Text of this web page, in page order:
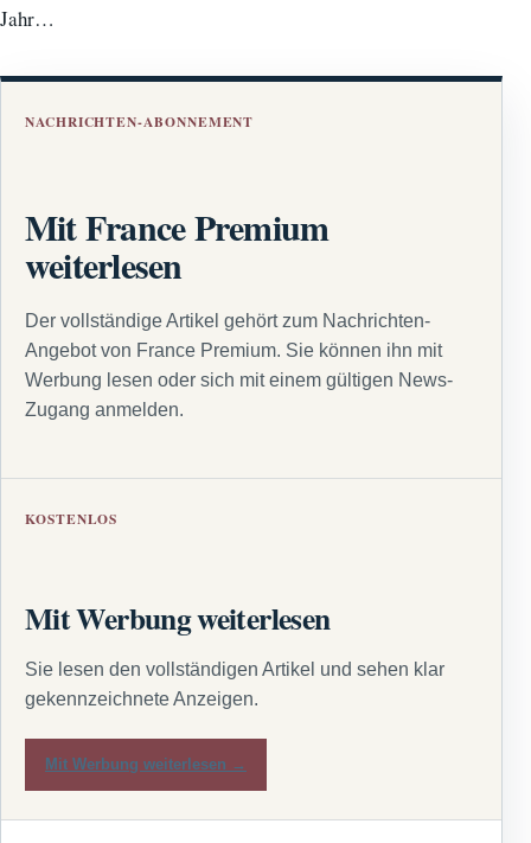
Jahr…
NACHRICHTEN-ABONNEMENT
Mit France Premium
weiterlesen
Der vollständige Artikel gehört zum Nachrichten-
Angebot von France Premium. Sie können ihn mit
Werbung lesen oder sich mit einem gültigen News-
Zugang anmelden.
KOSTENLOS
Mit Werbung weiterlesen
Sie lesen den vollständigen Artikel und sehen klar
gekennzeichnete Anzeigen.
Mit Werbung weiterlesen →